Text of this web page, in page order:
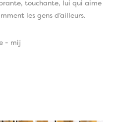
touchante, lui qui aime
les gens d’ailleurs.
- mij